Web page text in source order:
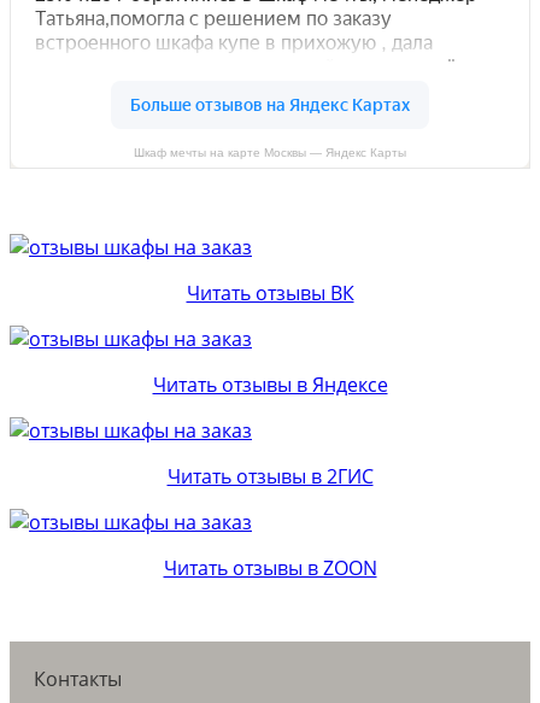
Шкаф мечты на карте Москвы — Яндекс Карты
Читать отзывы ВК
Читать отзывы в Яндексе
Читать отзывы в 2ГИС
Читать отзывы в ZOON
Контакты